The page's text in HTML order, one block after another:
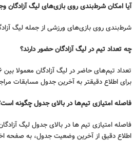
آیا امکان شرط‌بندی روی بازی‌های لیگ آزادگان
شرط‌بندی روی بازی‌های ورزشی از جمله لیگ
چه تعداد تیم در لیگ آزادگان حضور دارند؟
برای اطلاع دقیقتر به آخرین جدول مسابقات
فاصله امتیازی تیم‌ها در بالای جدول چگونه
فاصله امتیازی تیم ها در بالای جدول لیگ
اطلاع دقیق از آخرین وضعیت جدول، به صفحه